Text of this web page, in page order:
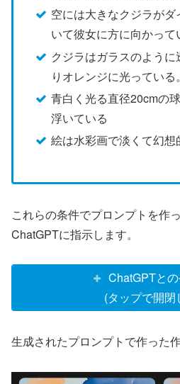
空には大きなクジラが
いて彼女に方に向かって
クジラはガラスのよう
りオレンジに光っている。
青白く光る直径20cmの
浮いている
絵は水彩画で淡くて幻想
これらの条件でプロンプトを作
ChatGPTに指示します。
ChatGPTと
(タップで開閉
生成されたプロンプトで作った